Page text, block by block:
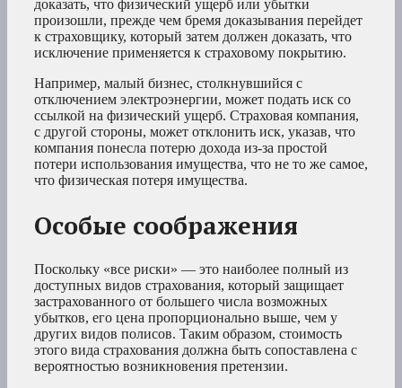
доказать, что физический ущерб или убытки
произошли, прежде чем бремя доказывания перейдет
к страховщику, который затем должен доказать, что
исключение применяется к страховому покрытию.
Например, малый бизнес, столкнувшийся с
отключением электроэнергии, может подать иск со
ссылкой на физический ущерб. Страховая компания,
с другой стороны, может отклонить иск, указав, что
компания понесла потерю дохода из-за простой
потери использования имущества, что не то же самое,
что физическая потеря имущества.
Особые соображения
Поскольку «все риски» — это наиболее полный из
доступных видов страхования, который защищает
застрахованного от большего числа возможных
убытков, его цена пропорционально выше, чем у
других видов полисов. Таким образом, стоимость
этого вида страхования должна быть сопоставлена с
вероятностью возникновения претензии.